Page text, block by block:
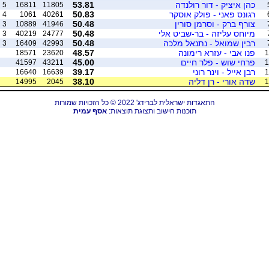
כהן איציק - דור רולנדה 53.81
11805
16811
5
רגונס פאני - פולק אוסקר 50.83
40261
1061
4
צורף ברק - וסרמן סורין 50.48
41946
10889
3
מיוחס עליזה - בר-שביט אלי 50.48
24777
40219
3
רבין שמואל - נתנאל מלכה 50.48
42993
16409
3
פנו אבי - עזרא רימונה 48.57
23620
18571
פרחי שוש - פלר חיים 45.00
43211
41597
רבן אייל - וינר רוני 39.17
16639
16640
שדה אורי - רן דליה 38.10
2045
14995
התאגדות ישראלית לברידג' 2022 © כל הזכויות שמורות
תוכנות חישוב ותצוגת תוצאות:אסף עמית